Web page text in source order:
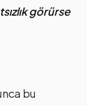
görürse
bu